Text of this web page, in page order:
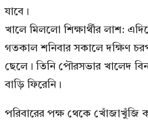
যাবে।
খালে মিললো শিক্ষার্থীর লাশ:
গতকাল শনিবার সকালে দক্ষিণ
ছেলে। তিনি পৌরসভার খালেদ
বাড়ি ফিরেনি।
পরিবারের পক্ষ থেকে খোঁজাখুঁজি